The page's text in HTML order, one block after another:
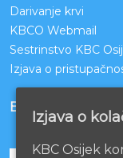
Darivanje krvi
KBCO Webmail
Sestrinstvo KBC
Izjava o
BOLNICE
Izjava o
KBC Osijek